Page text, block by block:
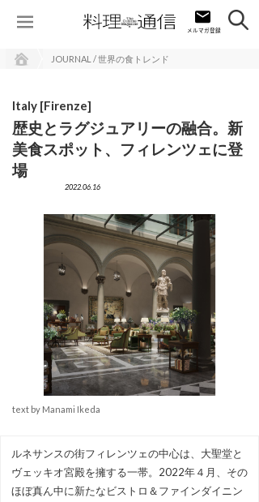
JOURNAL / 世界の食トレンド
Italy [Firenze]
歴史とラグジュアリーの融合。新
美食スポット、フィレンツェに登
場
2022.06.16
text by Manami Ikeda
ルネサンスの街フィレンツェの中心は、大聖堂と
ヴェッキオ宮殿を擁する一帯。2022年４月、その
ほぼ真ん中に新たなビストロ＆ファインダイニン